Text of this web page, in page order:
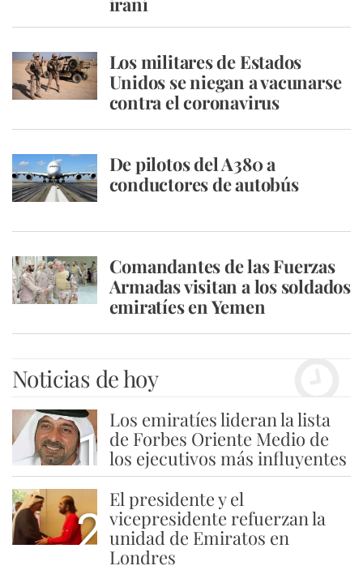
Los militares de Estados
Unidos se niegan a vacunarse
contra el coronavirus
De pilotos del A380 a
conductores de autobús
Comandantes de las Fuerzas
Armadas visitan a los soldados
emiratíes en Yemen
Noticias de hoy
1
Los emiratíes lideran la lista
de Forbes Oriente Medio de
los ejecutivos más influyentes
2
El presidente y el
vicepresidente refuerzan la
unidad de Emiratos en
Londres